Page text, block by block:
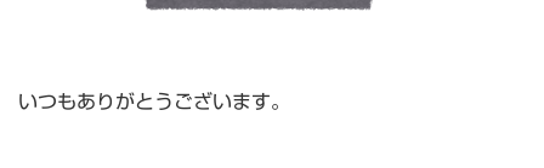
いつもありがとうございます。